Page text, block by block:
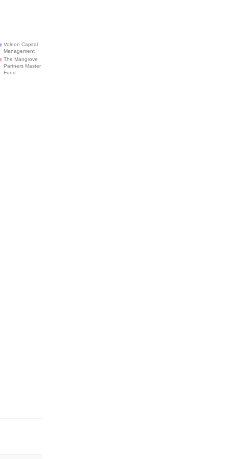
Voleon Capital
Management
The Mangrove
Partners Master
Fund